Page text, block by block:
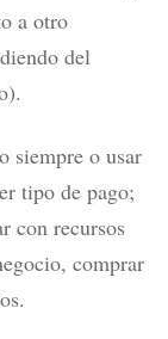
a otro
del
siempre o usar
tipo de pago;
con recursos
comprar